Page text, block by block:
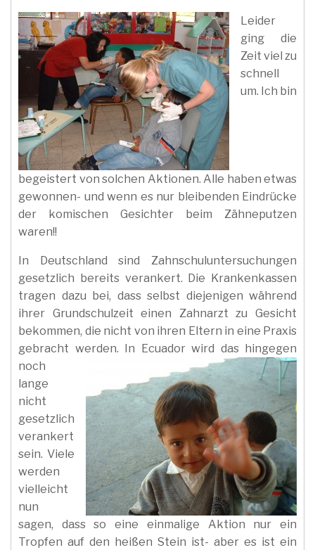
Leider
ging die
Zeit viel zu
schnell
um. Ich bin
begeistert von solchen Aktionen. Alle haben etwas
gewonnen- und wenn es nur bleibenden Eindrücke
der komischen Gesichter beim Zähneputzen
waren!!
In Deutschland sind Zahnschuluntersuchungen
gesetzlich bereits verankert. Die Krankenkassen
tragen dazu bei, dass selbst diejenigen während
ihrer Grundschulzeit einen Zahnarzt zu Gesicht
bekommen, die nicht von ihren Eltern in eine Praxis
gebracht werden. In Ecuador wird das hingegen
noch
lange
nicht
gesetzlich
verankert
sein. Viele
werden
vielleicht
nun
sagen, dass so eine einmalige Aktion nur ein
Tropfen auf den heißen Stein ist- aber es ist ein